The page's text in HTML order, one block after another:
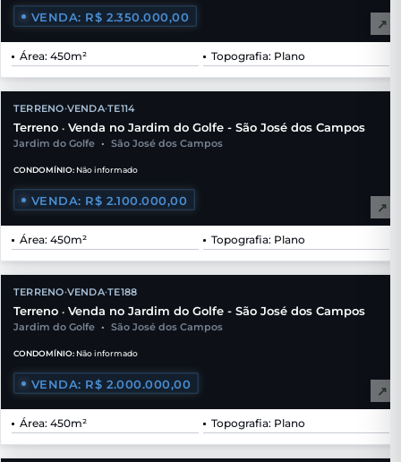
VENDA: R$ 2.350.000,00 ↗
Área: 450m² Topografia: Plano
TERRENO•VENDA•TE114
Terreno • Venda no Jardim do Golfe - São José dos Campos
Jardim do Golfe • São José dos Campos
CONDOMÍNIO: Não informado
VENDA: R$ 2.100.000,00 ↗
Área: 450m² Topografia: Plano
TERRENO•VENDA•TE188
Terreno • Venda no Jardim do Golfe - São José dos Campos
Jardim do Golfe • São José dos Campos
CONDOMÍNIO: Não informado
VENDA: R$ 2.000.000,00 ↗
Área: 450m² Topografia: Plano